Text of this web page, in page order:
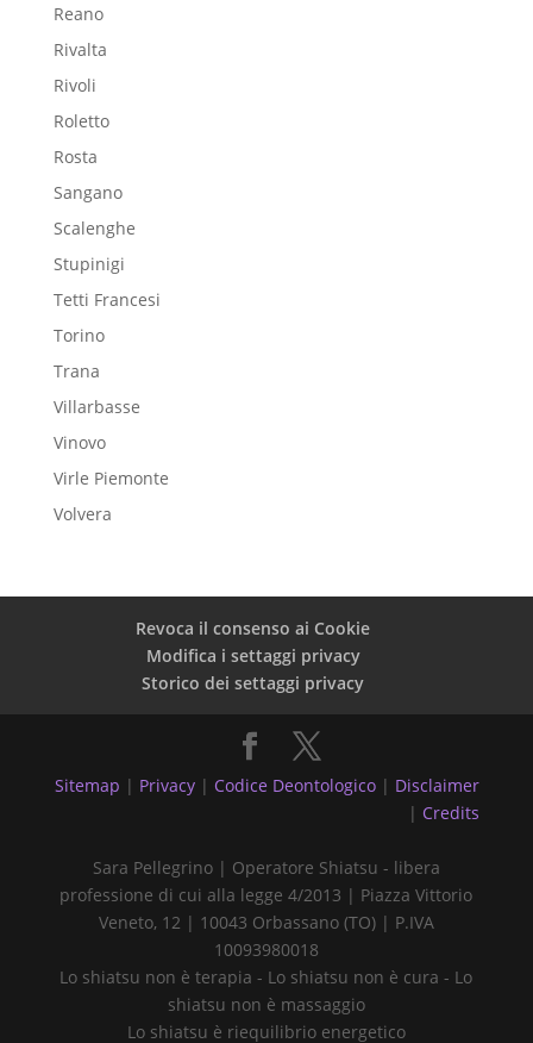
Reano
Rivalta
Rivoli
Roletto
Rosta
Sangano
Scalenghe
Stupinigi
Tetti Francesi
Torino
Trana
Villarbasse
Vinovo
Virle Piemonte
Volvera
Revoca il consenso ai Cookie
Modifica i settaggi privacy
Storico dei settaggi privacy
Sitemap | Privacy | Codice Deontologico | Disclaimer
| Credits
Sara Pellegrino | Operatore Shiatsu - libera
professione di cui alla legge 4/2013 | Piazza Vittorio
Veneto, 12 | 10043 Orbassano (TO) | P.IVA
10093980018
Lo shiatsu non è terapia - Lo shiatsu non è cura - Lo
shiatsu non è massaggio
Lo shiatsu è riequilibrio energetico